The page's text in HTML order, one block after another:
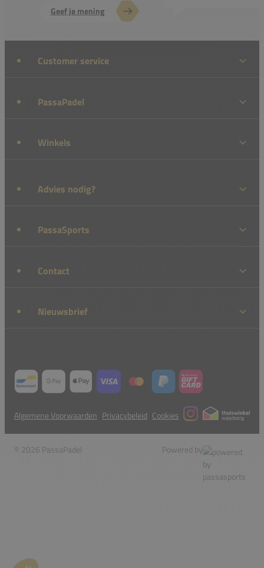
Geef je mening
Customer service
PassaPadel
Winkels
Advies nodig?
PassaSports
Contact
Nieuwsbrief
Algemene Voorwaarden Privacybeleid Cookies
© 2026 PassaPadel Powered by